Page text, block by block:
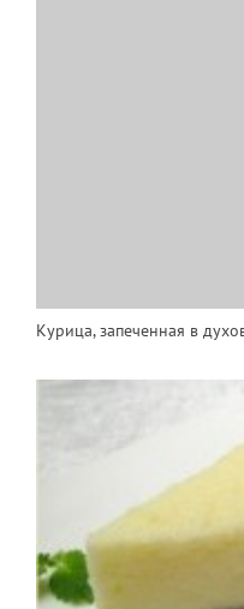
Курица, запеченная в